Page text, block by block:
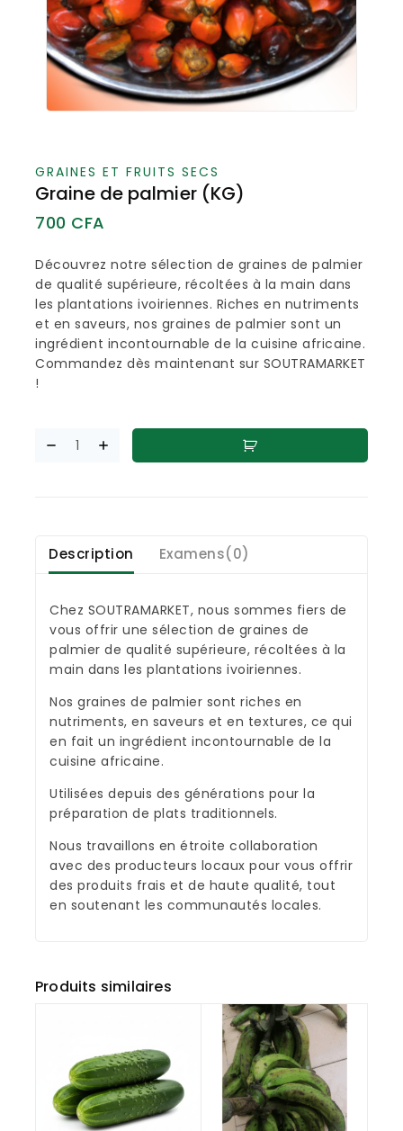
GRAINES ET FRUITS SECS
Graine de palmier (KG)
700 CFA
Découvrez notre sélection de graines de palmier
de qualité supérieure, récoltées à la main dans
les plantations ivoiriennes. Riches en nutriments
et en saveurs, nos graines de palmier sont un
ingrédient incontournable de la cuisine africaine.
Commandez dès maintenant sur SOUTRAMARKET
!
Description Examens(0)
Chez SOUTRAMARKET, nous sommes fiers de
vous offrir une sélection de graines de
palmier de qualité supérieure, récoltées à la
main dans les plantations ivoiriennes.
Nos graines de palmier sont riches en
nutriments, en saveurs et en textures, ce qui
en fait un ingrédient incontournable de la
cuisine africaine.
Utilisées depuis des générations pour la
préparation de plats traditionnels.
Nous travaillons en étroite collaboration
avec des producteurs locaux pour vous offrir
des produits frais et de haute qualité, tout
en soutenant les communautés locales.
Produits similaires